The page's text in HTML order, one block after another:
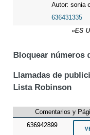
Autor: sonia
636431335
»ES
Bloquear números
Llamadas de
Lista Robinson
Comentarios y
636942899